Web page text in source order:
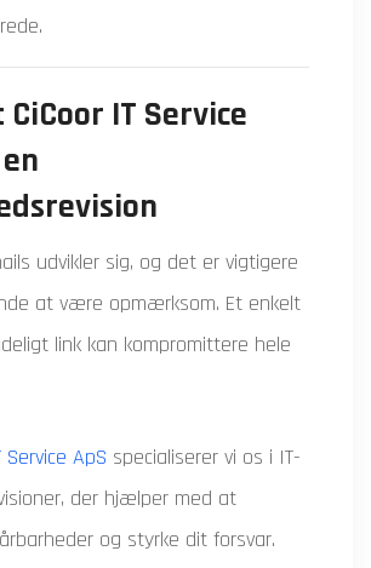
IT Service
udvikler sig, og det er vigtigere
at være opmærksom. Et enkelt
link kan kompromittere hele
Service ApS specialiserer vi os i IT-
der hjælper med at
og styrke dit forsvar.